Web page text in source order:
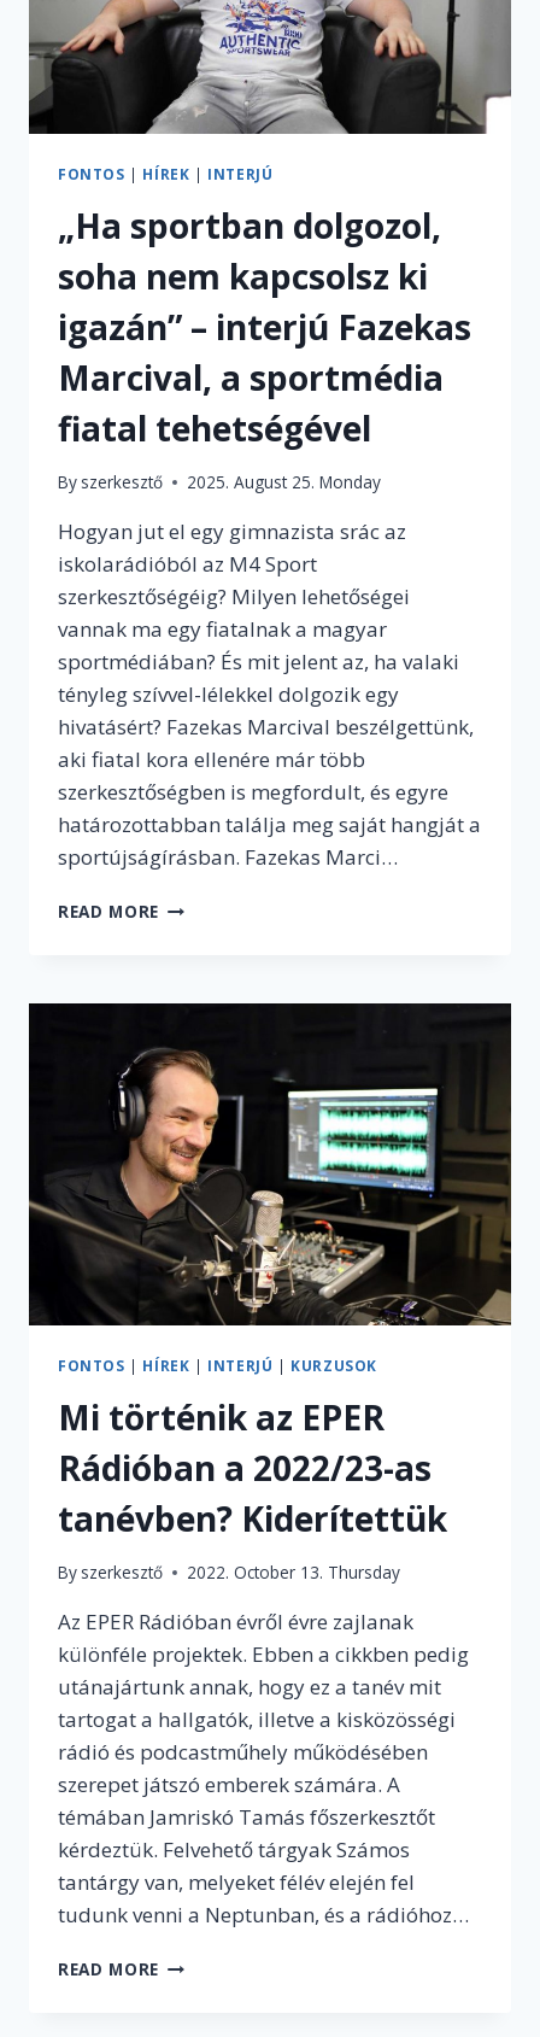
FONTOS | HÍREK | INTERJÚ
„Ha sportban dolgozol,
soha nem kapcsolsz ki
igazán” – interjú Fazekas
Marcival, a sportmédia
fiatal tehetségével
By szerkesztő 2025. August 25. Monday
Hogyan jut el egy gimnazista srác az
iskolarádióból az M4 Sport
szerkesztőségéig? Milyen lehetőségei
vannak ma egy fiatalnak a magyar
sportmédiában? És mit jelent az, ha valaki
tényleg szívvel-lélekkel dolgozik egy
hivatásért? Fazekas Marcival beszélgettünk,
aki fiatal kora ellenére már több
szerkesztőségben is megfordult, és egyre
határozottabban találja meg saját hangját a
sportújságírásban. Fazekas Marci…
READ MORE „HA
NEM
KI
IGAZÁN”
–
INTERJÚ
FAZEKAS
MARCIVAL,
A
SPORTMÉDIA
FIATAL
TEHETSÉGÉVEL
FONTOS | HÍREK | INTERJÚ | KURZUSOK
Mi történik az EPER
Rádióban a 2022/23-as
tanévben? Kiderítettük
By szerkesztő 2022. October 13. Thursday
Az EPER Rádióban évről évre zajlanak
különféle projektek. Ebben a cikkben pedig
utánajártunk annak, hogy ez a tanév mit
tartogat a hallgatók, illetve a kisközösségi
rádió és podcastműhely működésében
szerepet játszó emberek számára. A
témában Jamriskó Tamás főszerkesztőt
kérdeztük. Felvehető tárgyak Számos
tantárgy van, melyeket félév elején fel
tudunk venni a Neptunban, és a rádióhoz…
READ MORE MI